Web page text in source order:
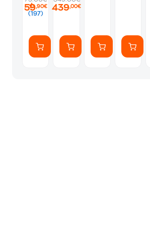
Ασύρματο
Ποντίκι
(197)
59,90€
Ultrawide
QHD
120Hz
1ms
439,00€
έως
20kg